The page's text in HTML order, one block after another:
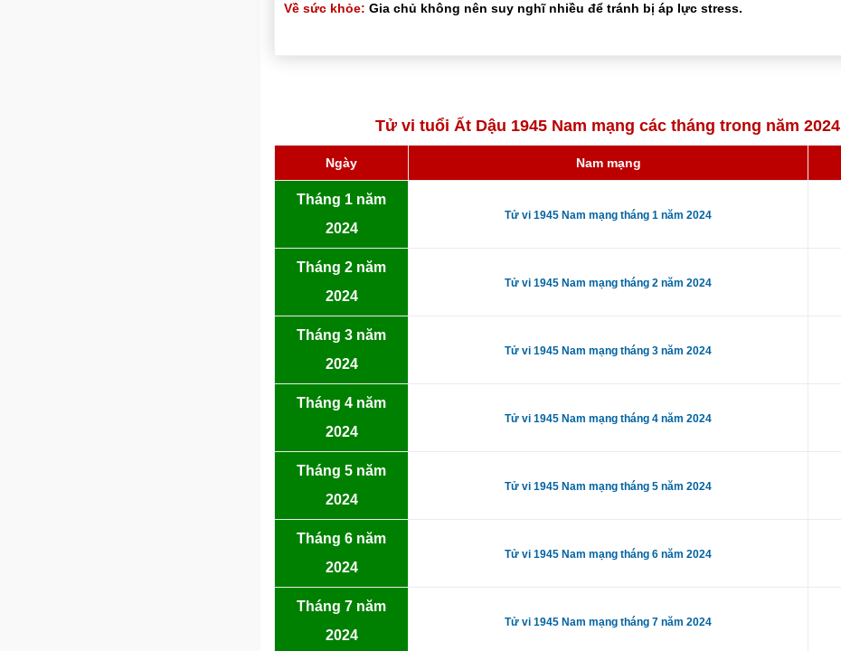
Về sức khỏe: Gia chủ không nên suy nghĩ nhiều để tránh bị áp lực stress.
Tử vi tuổi Ất Dậu 1945 Nam mạng các tháng trong năm 2024
Ngày Nam mạng
Tháng 1 năm
2024
Tử vi 1945 Nam mạng tháng 1 năm 2024
Tháng 2 năm
2024
Tử vi 1945 Nam mạng tháng 2 năm 2024
Tháng 3 năm
2024
Tử vi 1945 Nam mạng tháng 3 năm 2024
Tháng 4 năm
2024
Tử vi 1945 Nam mạng tháng 4 năm 2024
Tháng 5 năm
2024
Tử vi 1945 Nam mạng tháng 5 năm 2024
Tháng 6 năm
2024
Tử vi 1945 Nam mạng tháng 6 năm 2024
Tháng 7 năm
2024
Tử vi 1945 Nam mạng tháng 7 năm 2024